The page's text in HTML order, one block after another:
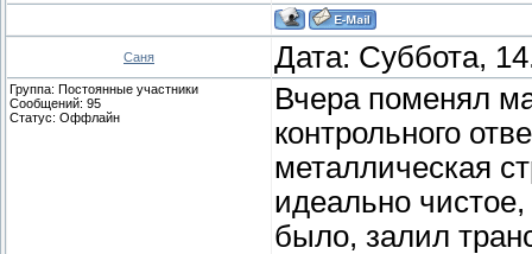
Саня Дата: Суббота,
Группа: Постоянные участники
Сообщений: 95
Статус: Оффлайн
Вчера поменял
контрольного
металлическая
идеально
было, залил